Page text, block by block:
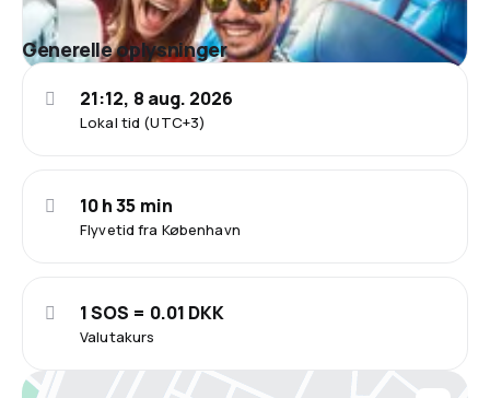
Generelle oplysninger
Lokal tid (UTC+3)
21:12, 8 aug. 2026
Flyvetid fra København
10 h 35 min
Valutakurs
1 SOS = 0.01 DKK